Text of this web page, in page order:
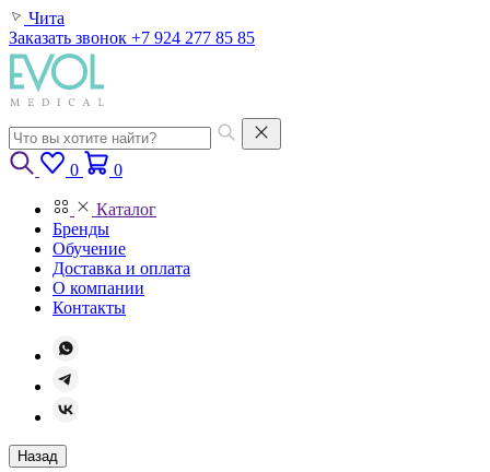
Чита
Заказать звонок +7 924 277 85 85
0 0
Каталог
Бренды
Обучение
Доставка и оплата
О компании
Контакты
Назад